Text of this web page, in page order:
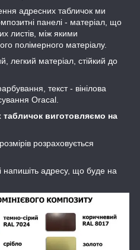
адресних табличок ми
панелі - матеріал, що
листів, між якими
полімерного матеріалу.
легкий матеріал, стійкий до
текст - вінілова
Oracal.
виготовляємо на
розраховується
напишіть адресу, що буде на